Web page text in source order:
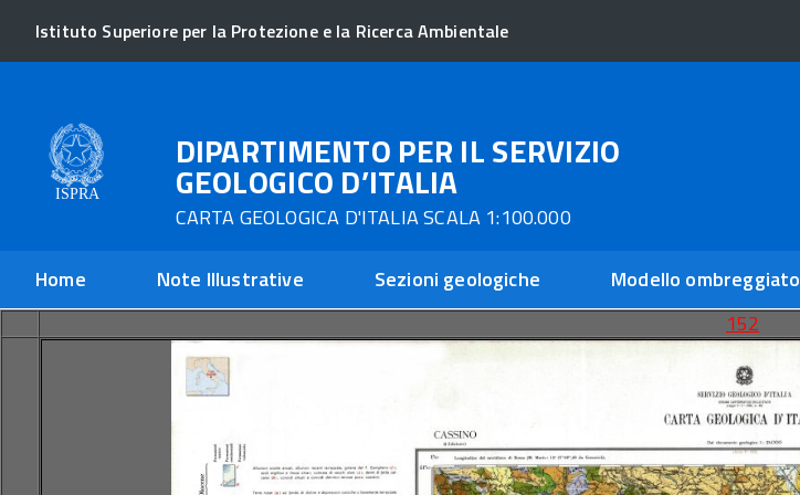
Istituto Superiore per la Protezione e la Ricerca Ambientale
DIPARTIMENTO PER IL SERVIZIO
GEOLOGICO D’ITALIA
CARTA GEOLOGICA D'ITALIA SCALA 1:100.000
Home Note Illustrative Sezioni geologiche
Modello ombreggiato
152